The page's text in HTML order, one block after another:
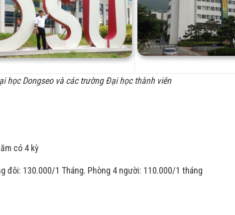
học Dongseo và các trường Đại học thành viên
có 4 kỳ
đôi: 130.000/1 Tháng. Phòng 4 người: 110.000/1 tháng